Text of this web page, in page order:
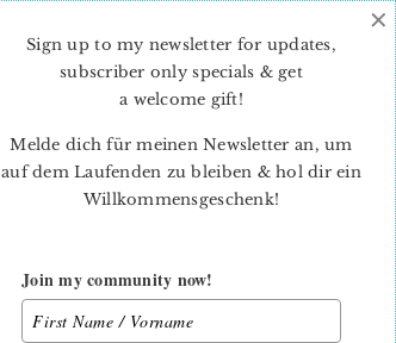
Sign up to my newsletter for updates,
subscriber only specials & get
a welcome gift!
Melde dich für meinen Newsletter an, um
auf dem Laufenden zu bleiben & hol dir ein
Willkommensgeschenk!
Join my community now!
×